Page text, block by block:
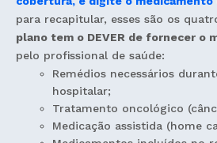
para recapitular, esses são os
plano tem o DEVER de fornecer o
pelo profissional de saúde:
Remédios necessários
hospitalar;
Tratamento oncológico
Medicação assistida (home